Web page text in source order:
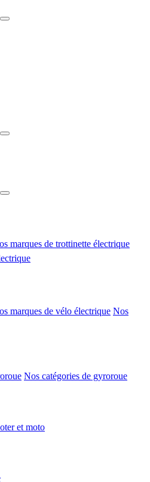
marques de trottinette électrique
marques de vélo électrique Nos
Nos catégories de gyroroue
et moto